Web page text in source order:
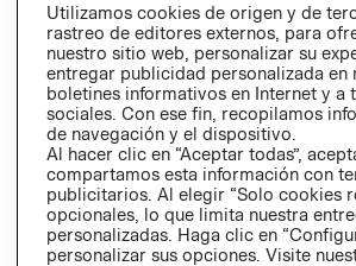
Ecuador ($)
Utilizamos cookies de origen y de
rastreo de editores externos, para
nuestro sitio web, personalizar su
entregar publicidad personalizada
boletines informativos en Internet y a
sociales. Con ese fin, recopilamos
de navegación y el dispositivo.
Al hacer clic en “Aceptar todas”,
compartamos esta información con
publicitarios. Al elegir “Solo cookies
opcionales, lo que limita nuestra
personalizadas. Haga clic en
personalizar sus opciones. Visite